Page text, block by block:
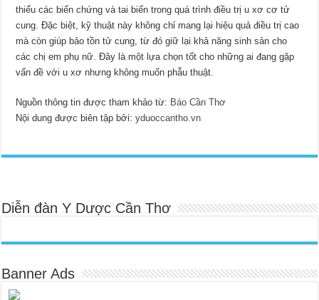
thiểu các biến chứng và tai biến trong quá trình điều trị u xơ cơ tử
cung. Đặc biệt, kỹ thuật này không chỉ mang lại hiệu quả điều trị cao
mà còn giúp bảo tồn tử cung, từ đó giữ lại khả năng sinh sản cho
các chị em phụ nữ. Đây là một lựa chọn tốt cho những ai đang gặp
vấn đề với u xơ nhưng không muốn phẫu thuật.
Nguồn thông tin được tham khảo từ: Báo Cần Thơ
Nội dung được biên tập bởi:yduoccantho.vn
Diễn đàn Y Dược Cần Thơ
Banner Ads